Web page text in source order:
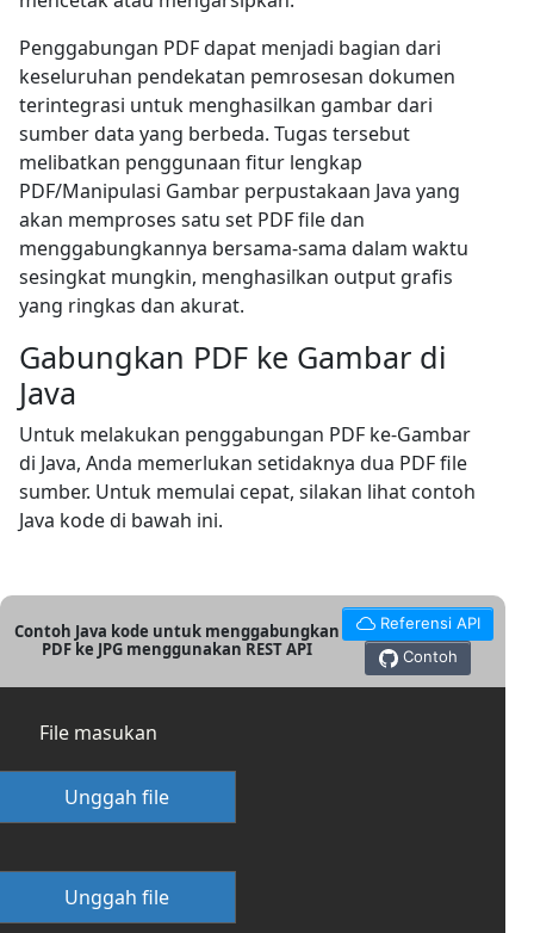
Penggabungan PDF dapat menjadi bagian dari
keseluruhan pendekatan pemrosesan dokumen
terintegrasi untuk menghasilkan gambar dari
sumber data yang berbeda. Tugas tersebut
melibatkan penggunaan fitur lengkap
PDF/Manipulasi Gambar perpustakaan Java yang
akan memproses satu set PDF file dan
menggabungkannya bersama-sama dalam waktu
sesingkat mungkin, menghasilkan output grafis
yang ringkas dan akurat.
Gabungkan PDF ke Gambar di
Java
Untuk melakukan penggabungan PDF ke-Gambar
di Java, Anda memerlukan setidaknya dua PDF file
sumber. Untuk memulai cepat, silakan lihat contoh
Java kode di bawah ini.
Contoh Java kode untuk menggabungkan
PDF ke JPG menggunakan REST API
Referensi API
Contoh
File masukan
Unggah file
Unggah file